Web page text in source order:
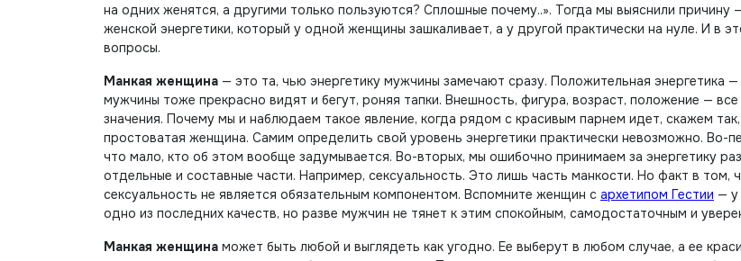
на одних женятся, а другими только пользуются? Сплошные почему..». Тогда мы выяснили причину
женской энергетики, который у одной женщины зашкаливает, а у другой практически на нуле. И в
вопросы.
Манкая женщина — это та, чью энергетику мужчины замечают сразу. Положительная энергетика
мужчины тоже прекрасно видят и бегут, роняя тапки. Внешность, фигура, возраст, положение —
значения. Почему мы и наблюдаем такое явление, когда рядом с красивым парнем идет, скажем
простоватая женщина. Самим определить свой уровень энергетики практически невозможно. Во-
что мало, кто об этом вообще задумывается. Во-вторых, мы ошибочно принимаем за энергетику
отдельные и составные части. Например, сексуальность. Это лишь часть манкости. Но факт в том,
сексуальность не является обязательным компонентом. Вспомните женщин с архетипом Гестии — у
одно из последних качеств, но разве мужчин не тянет к этим спокойным, самодостаточным и
Манкая женщина может быть любой и выглядеть как угодно. Ее выберут в любом случае, а ее